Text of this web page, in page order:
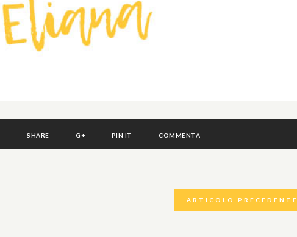
SHARE G+ PIN IT COMMENTA
ARTICOLO PRECEDENTE